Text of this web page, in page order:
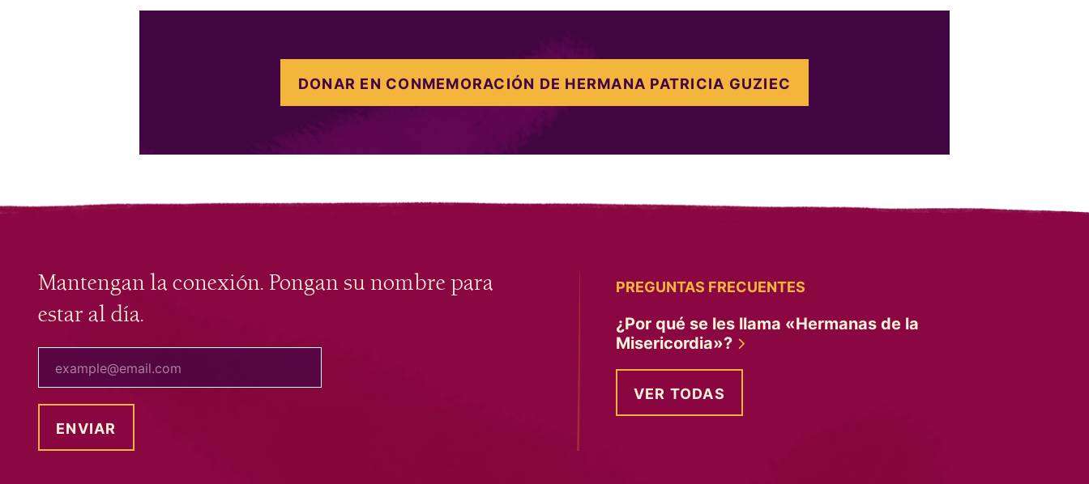
DONAR EN CONMEMORACIÓN DE HERMANA PATRICIA GUZIEC
Mantengan la conexión. Pongan su nombre para
estar al día.
PREGUNTAS FRECUENTES
¿Por qué se les llama «Hermanas de la
Misericordia»?
VER TODAS